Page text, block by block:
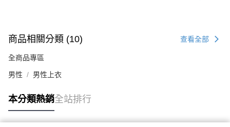
商品相關分類 (10) 查看全部
全商品專區
男性 男性上衣
本分類熱銷全站排行